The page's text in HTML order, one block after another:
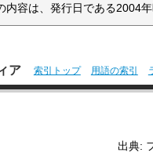
容は、発行日である2004年
ア 索引トップ 用語の索引
出典: